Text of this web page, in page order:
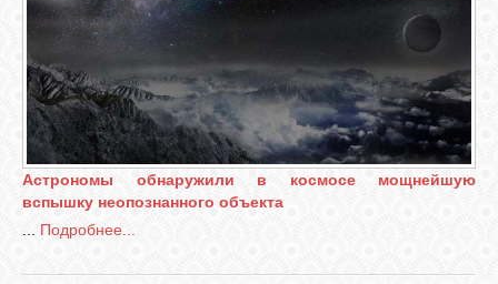
СТАТЬИ
ФАЙЛЫ
ВИДЕО
Астрономы обнаружили в космосе мощнейшую
вспышку неопознанного объекта
... Подробнее...